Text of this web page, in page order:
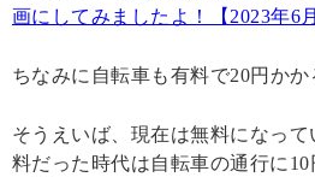
画にしてみましたよ！【2023年6
ちなみに自転車も有料で20円かか
そうえいば、現在は無料になっ
料だった時代は自転車の通行に10